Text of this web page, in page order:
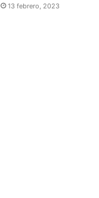
13 febrero, 2023